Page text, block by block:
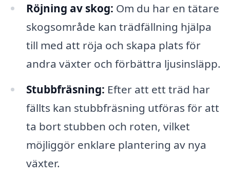
Röjning av skog: Om du har en tätare
skogsområde kan trädfällning hjälpa
till med att röja och skapa plats för
andra växter och förbättra ljusinsläpp.
Stubbfräsning: Efter att ett träd har
fällts kan stubbfräsning utföras för att
ta bort stubben och roten, vilket
möjliggör enklare plantering av nya
växter.